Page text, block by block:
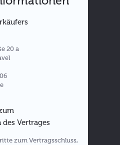
20 a
Vertrages
zum Vertragsschluss,